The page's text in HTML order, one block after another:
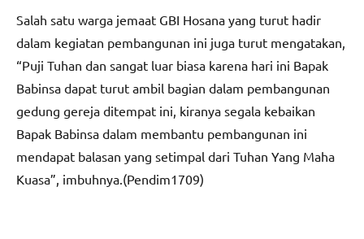
Salah satu warga jemaat GBI Hosana yang turut hadir
dalam kegiatan pembangunan ini juga turut mengatakan,
“Puji Tuhan dan sangat luar biasa karena hari ini Bapak
Babinsa dapat turut ambil bagian dalam pembangunan
gedung gereja ditempat ini, kiranya segala kebaikan
Bapak Babinsa dalam membantu pembangunan ini
mendapat balasan yang setimpal dari Tuhan Yang Maha
Kuasa”, imbuhnya.(Pendim1709)